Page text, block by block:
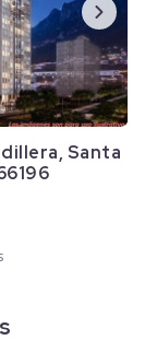
Santa